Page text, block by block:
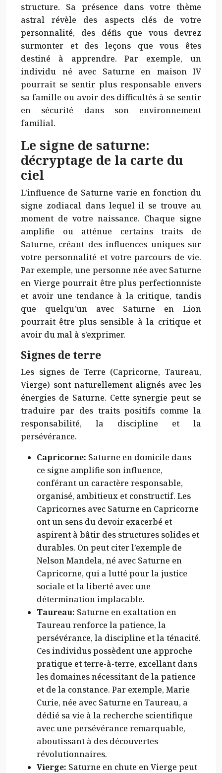
structure. Sa présence dans votre thème
astral révèle des aspects clés de votre
personnalité, des défis que vous devrez
surmonter et des leçons que vous êtes
destiné à apprendre. Par exemple, un
individu né avec Saturne en maison IV
pourrait se sentir plus responsable envers
sa famille ou avoir des difficultés à se sentir
en sécurité dans son environnement
familial.
Le signe de saturne:
décryptage de la carte du
ciel
L’influence de Saturne varie en fonction du
signe zodiacal dans lequel il se trouve au
moment de votre naissance. Chaque signe
amplifie ou atténue certains traits de
Saturne, créant des influences uniques sur
votre personnalité et votre parcours de vie.
Par exemple, une personne née avec Saturne
en Vierge pourrait être plus perfectionniste
et avoir une tendance à la critique, tandis
que quelqu’un avec Saturne en Lion
pourrait être plus sensible à la critique et
avoir du mal à s’exprimer.
Signes de terre
Les signes de Terre (Capricorne, Taureau,
Vierge) sont naturellement alignés avec les
énergies de Saturne. Cette synergie peut se
traduire par des traits positifs comme la
responsabilité, la discipline et la
persévérance.
Capricorne: Saturne en domicile dans
ce signe amplifie son influence,
conférant un caractère responsable,
organisé, ambitieux et constructif. Les
Capricornes avec Saturne en Capricorne
ont un sens du devoir exacerbé et
aspirent à bâtir des structures solides et
durables. On peut citer l’exemple de
Nelson Mandela, né avec Saturne en
Capricorne, qui a lutté pour la justice
sociale et la liberté avec une
détermination implacable.
Taureau: Saturne en exaltation en
Taureau renforce la patience, la
persévérance, la discipline et la ténacité.
Ces individus possèdent une approche
pratique et terre-à-terre, excellant dans
les domaines nécessitant de la patience
et de la constance. Par exemple, Marie
Curie, née avec Saturne en Taureau, a
dédié sa vie à la recherche scientifique
avec une persévérance remarquable,
aboutissant à des découvertes
révolutionnaires.
Vierge: Saturne en chute en Vierge peut